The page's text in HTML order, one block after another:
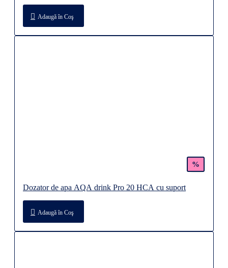
Adaugă în Coş
%
Dozator de apa AQA drink Pro 20 HCA cu suport
Adaugă în Coş